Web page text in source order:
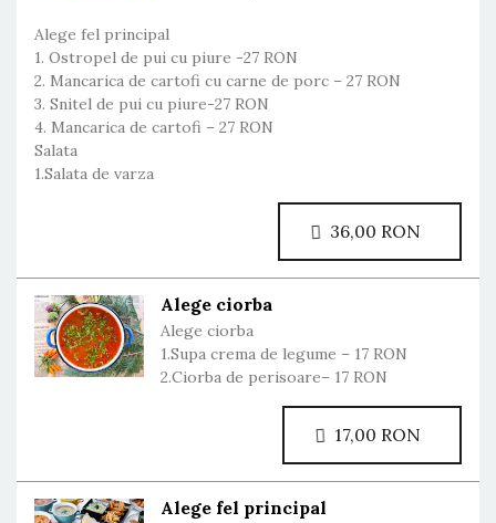
Alege fel principal
1. Ostropel de pui cu piure -27 RON
2. Mancarica de cartofi cu carne de porc – 27 RON
3. Snitel de pui cu piure-27 RON
4. Mancarica de cartofi – 27 RON
Salata
1.Salata de varza
Alege ciorba
Alege ciorba
1.Supa crema de legume – 17 RON
2.Ciorba de perisoare– 17 RON
Alege fel principal